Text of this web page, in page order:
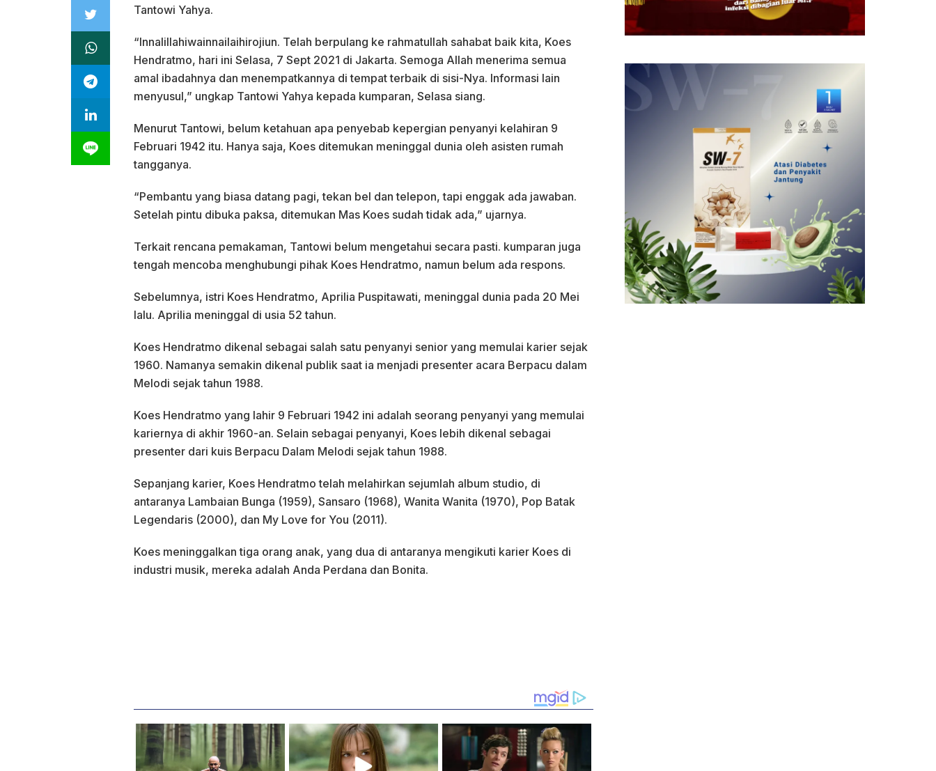
Tantowi Yahya.
“Innalillahiwainnailaihirojiun. Telah berpulang ke rahmatullah sahabat baik kita, Koes
Hendratmo, hari ini Selasa, 7 Sept 2021 di Jakarta. Semoga Allah menerima semua
amal ibadahnya dan menempatkannya di tempat terbaik di sisi-Nya. Informasi lain
menyusul,” ungkap Tantowi Yahya kepada kumparan, Selasa siang.
Menurut Tantowi, belum ketahuan apa penyebab kepergian penyanyi kelahiran 9
Februari 1942 itu. Hanya saja, Koes ditemukan meninggal dunia oleh asisten rumah
tangganya.
“Pembantu yang biasa datang pagi, tekan bel dan telepon, tapi enggak ada jawaban.
Setelah pintu dibuka paksa, ditemukan Mas Koes sudah tidak ada,” ujarnya.
Terkait rencana pemakaman, Tantowi belum mengetahui secara pasti. kumparan juga
tengah mencoba menghubungi pihak Koes Hendratmo, namun belum ada respons.
Sebelumnya, istri Koes Hendratmo, Aprilia Puspitawati, meninggal dunia pada 20 Mei
lalu. Aprilia meninggal di usia 52 tahun.
Koes Hendratmo dikenal sebagai salah satu penyanyi senior yang memulai karier sejak
1960. Namanya semakin dikenal publik saat ia menjadi presenter acara Berpacu dalam
Melodi sejak tahun 1988.
Koes Hendratmo yang lahir 9 Februari 1942 ini adalah seorang penyanyi yang memulai
kariernya di akhir 1960-an. Selain sebagai penyanyi, Koes lebih dikenal sebagai
presenter dari kuis Berpacu Dalam Melodi sejak tahun 1988.
Sepanjang karier, Koes Hendratmo telah melahirkan sejumlah album studio, di
antaranya Lambaian Bunga (1959), Sansaro (1968), Wanita Wanita (1970), Pop Batak
Legendaris (2000), dan My Love for You (2011).
Koes meninggalkan tiga orang anak, yang dua di antaranya mengikuti karier Koes di
industri musik, mereka adalah Anda Perdana dan Bonita.